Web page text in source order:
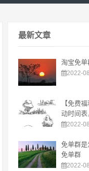
最新文章
淘宝免单
2022-
【免费
动时间表
2022-
免单群
免单群
2022-